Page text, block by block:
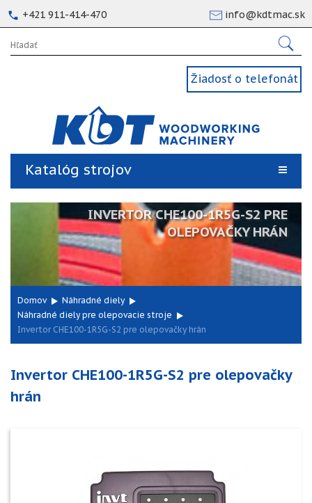
+421 911-414-470 info@kdtmac.sk
Žiadosť o telefonát
Katalóg strojov
INVERTOR CHE100-1R5G-S2 PRE
OLEPOVAČKY HRÁN
Domov
Náhradné diely
Náhradné diely pre olepovacie stroje
Invertor CHE100-1R5G-S2 pre olepovačky hrán
Invertor CHE100-1R5G-S2 pre olepovačky
hrán